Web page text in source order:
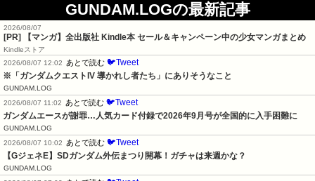
GUNDAM.LOGの最新記事
2026/08/07
[PR] 【マンガ】全出版社 Kindle本 セール＆キャンペーン中の少女マンガまとめ
Kindleストア
2026/08/07 12:02
あとで読む 🐦Tweet
※「ガンダムクエストIV 導かれし者たち」にありそうなこと
GUNDAM.LOG
2026/08/07 11:02
あとで読む 🐦Tweet
ガンダムエースが謝罪…人気カード付録で2026年9月号が全国的に入手困難に
GUNDAM.LOG
2026/08/07 10:02
あとで読む 🐦Tweet
【GジェネE】SDガンダム外伝まつり開幕！ガチャは来週かな？
GUNDAM.LOG